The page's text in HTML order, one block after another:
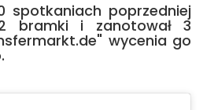
spotkaniach poprzedniej
bramki i zanotował 3
wycenia go